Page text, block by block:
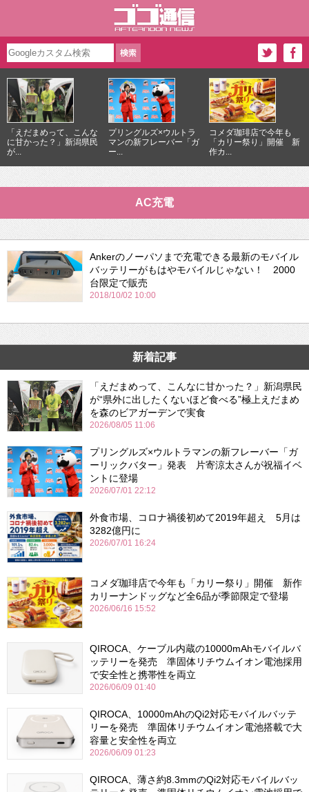
「えだまめって、こんな
に甘かった？」新潟県民
が...
プリングルズ×ウルトラ
マンの新フレーバー「ガ
ー...
コメダ珈琲店で今年も
「カリー祭り」開催 新
作カ...
AC充電
Ankerのノーパソまで充電できる最新のモバイル
バッテリーがもはやモバイルじゃない！ 2000
台限定で販売
2018/10/02 10:00
新着記事
「えだまめって、こんなに甘かった？」新潟県民
が“県外に出したくないほど食べる”極上えだまめ
を森のビアガーデンで実食
2026/08/05 11:06
プリングルズ×ウルトラマンの新フレーバー「ガ
ーリックバター」発表 片寄涼太さんが祝福イベ
ントに登場
2026/07/01 22:12
外食市場、コロナ禍後初めて2019年超え 5月は
3282億円に
2026/07/01 16:24
コメダ珈琲店で今年も「カリー祭り」開催 新作
カリーナンドッグなど全6品が季節限定で登場
2026/06/16 15:52
QIROCA、ケーブル内蔵の10000mAhモバイルバ
ッテリーを発売 準固体リチウムイオン電池採用
で安全性と携帯性を両立
2026/06/09 01:40
QIROCA、10000mAhのQi2対応モバイルバッテ
リーを発売 準固体リチウムイオン電池搭載で大
容量と安全性を両立
2026/06/09 01:23
QIROCA、薄さ約8.3mmのQi2対応モバイルバッ